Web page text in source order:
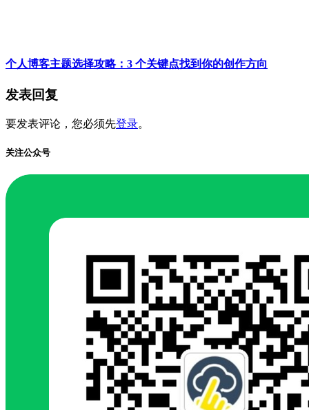
个人博客主题选择攻略：3 个关键点找到你的创作方向
发表回复
要发表评论，您必须先登录。
关注公众号